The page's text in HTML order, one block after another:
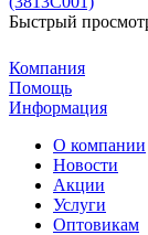
Быстрый
Компания
Помощь
Информация
О компании
Новости
Акции
Услуги
Оптовикам